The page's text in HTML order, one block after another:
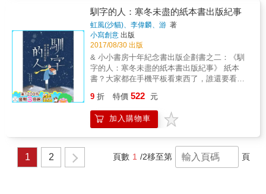
在與地方作者會面、製作融合在地文化的書籍
時，地方出版社的身分反而能夠成為一種助
力。山鷹作為地方出版媒體，持續與地方上的
作者、讀者、在地社區交流，在創業初期以出
版人文社會類別書籍為主的山鷹，現在也逐漸
成為一間綜合型出版社，努力製作能為這塊土
地上的人們帶來幸福的書籍。 本書特色 ★成功
記 ★由山鷹編輯部親筆撰寫的韓國出版業現場
秘辛，獨家收錄韓國編輯與設計師的工作日記
與心情故事。
「心」才能成大事。 ◎出書前，作者和繪者該
知道的事 ‧挑選適合自己的出版社，選定後就給
予對方信任，切忌越俎代庖，因為一本書除了
圖文外，還有許多層面不是作者能夠十足掌握
的，包括字型選擇、圖文位置、紙張、印量、
市場所能接受的定價等。 ‧繪者如何發揮自己的
獨特性？ ‧繪者需「徹底」讀懂文字作者要表達
的意境，具備精確細膩的表達能力，而非只靠
純熟的繪畫技巧。 ◎出書前，編輯該知道的事
‧為原創圖畫書作藝術指導：幫助作者把佳作變
成傑作、找出感動讀者的才能，並判斷誰是適
合的作者和繪者。 ‧具備優秀的表達能力：創作
感度不高，聽不懂編輯給的提示和建議。編輯
必須設想對方聽得懂的例子和比喻，才能相互
局屹立於洶湧時局，同時承載難以數計的未來
文壇燦燦之星。時光似水，淘洗過中央書局，
而今新舊如何連結、回憶怎麼喚醒？隨著《書
店滄桑》翻飛的書頁，我們將能窺見所有美麗
哀愁的故事與回答。
馴字的人：寒冬未盡的紙本書出版紀事
虹風(沙貓)、李偉麟、游 著
小寫創意 出版
2017/08/30 出版
& 小小書房十年紀念書出版企劃書之二：《馴
字的人：寒冬未盡的紙本書出版紀事》 紙本
書？大家都在手機平板看東西了，誰還要看紙
寒冬未盡的紙本書出版紀事》，是一本第一手
訪談實錄，以「書」為起點與媒介，藉著小小
書房十年來，銷售排行榜上前十名的書籍，分
與存在方式；以及，出版人對台灣圖書出版數
十年寒冬現象的觀察與因應，期望從中讓讀者
9 折 特價 522 元
加入購物車
1 2 頁數 1 /2移至第 頁